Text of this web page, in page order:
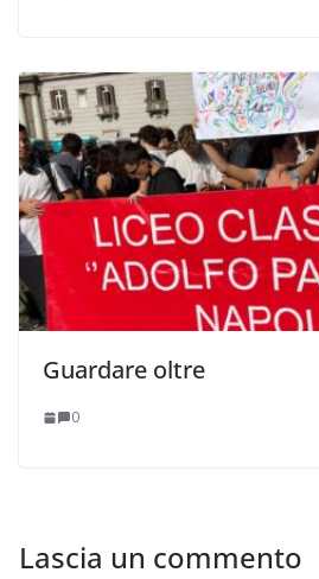
Guardare oltre
0
Lascia un commento